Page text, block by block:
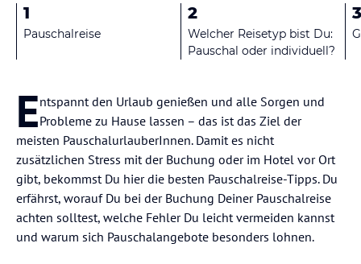
1
Pauschalreise
2
Welcher Reisetyp bist Du:
Pauschal oder individuell?
3
Entspannt den Urlaub genießen und alle Sorgen und
Probleme zu Hause lassen – das ist das Ziel der
meisten PauschalurlauberInnen. Damit es nicht
zusätzlichen Stress mit der Buchung oder im Hotel vor Ort
gibt, bekommst Du hier die besten Pauschalreise-Tipps. Du
erfährst, worauf Du bei der Buchung Deiner Pauschalreise
achten solltest, welche Fehler Du leicht vermeiden kannst
und warum sich Pauschalangebote besonders lohnen.